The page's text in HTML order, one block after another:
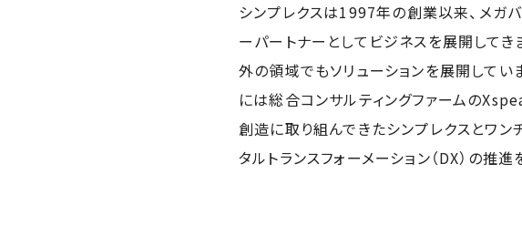
シンプレクスは1997年の創業以来、メガ
ーパートナーとしてビジネスを展開して
外の領域でもソリューションを展開し
には総合コンサルティングファームの
創造に取り組んできたシンプレクスとワ
タルトランスフォーメーション（DX）の推進